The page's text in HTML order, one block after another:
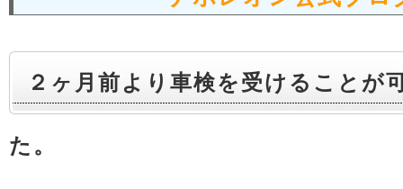
２ヶ月前より車検を受けることが
た。